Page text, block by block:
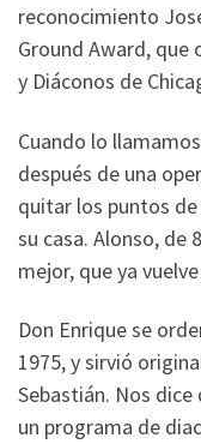
reconocimiento
Ground Award, que
y Diáconos de
Cuando lo
después de una
quitar los puntos
su casa. Alonso, de
mejor, que ya
Don Enrique se
1975, y sirvió
Sebastián. Nos
un programa de